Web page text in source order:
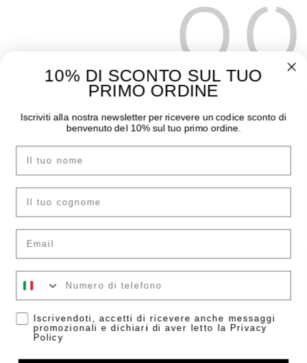
THE MOODER
I negozi
Contatti
Instagram
Facebook
GUIDA ALL’ACQUISTO
Pagamenti
Sostituzioni e Resi
Guida Taglie
ACCOUNT
Crea account
LEGAL AREA
Informazioni Legali
Privacy Policy
10% DI SCONTO SUL TUO
PRIMO ORDINE
Iscriviti alla nostra newsletter per ricevere un codice sconto di
benvenuto del 10% sul tuo primo ordine.
Nome
cognome
Email
Il tuo numero
Accetta
Iscrivendoti, accetti di ricevere anche messaggi
promozionali e dichiari di aver letto la Privacy
Policy